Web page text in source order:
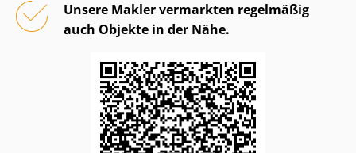
Unsere Makler vermarkten regelmäßig
auch Objekte in der Nähe.